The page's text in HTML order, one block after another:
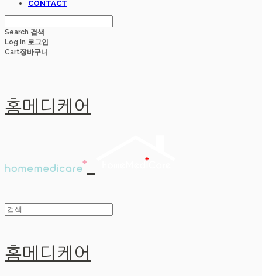
CONTACT
Search 검색
Log In 로그인
Cart장바구니
홈메디케어
홈메디케어